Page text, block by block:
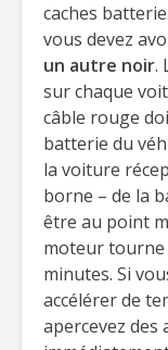
caches
vous devez
un autre noir.
sur chaque
câble rouge
batterie du
la voiture
borne – de la
être au point
moteur tourne
minutes. Si
accélérer de
apercevez des